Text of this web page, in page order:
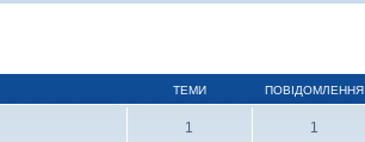
ТЕМИ ПОВІДОМЛЕННЯ
1 1